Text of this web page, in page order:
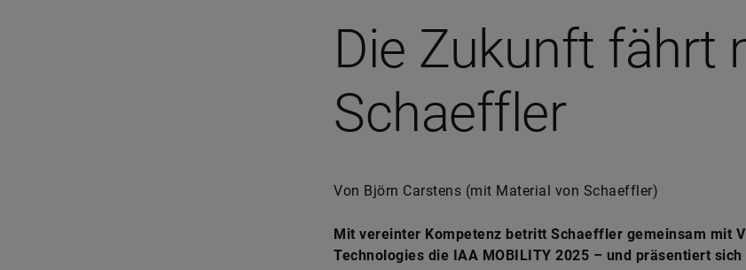
Die Zukunft fährt
Schaeffler
Von Björn Carstens (mit Material von Schaeffler)
Mit vereinter Kompetenz betritt Schaeffler gemeinsam mit
Technologies die IAA MOBILITY 2025 – und präsentiert